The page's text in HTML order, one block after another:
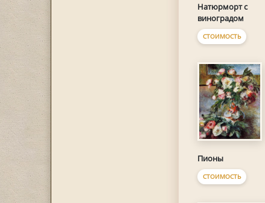
Натюрморт с
виноградом
СТОИМОСТЬ
Пионы
СТОИМОСТЬ